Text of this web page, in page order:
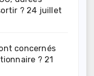
? 24 juillet
concernés
? 21